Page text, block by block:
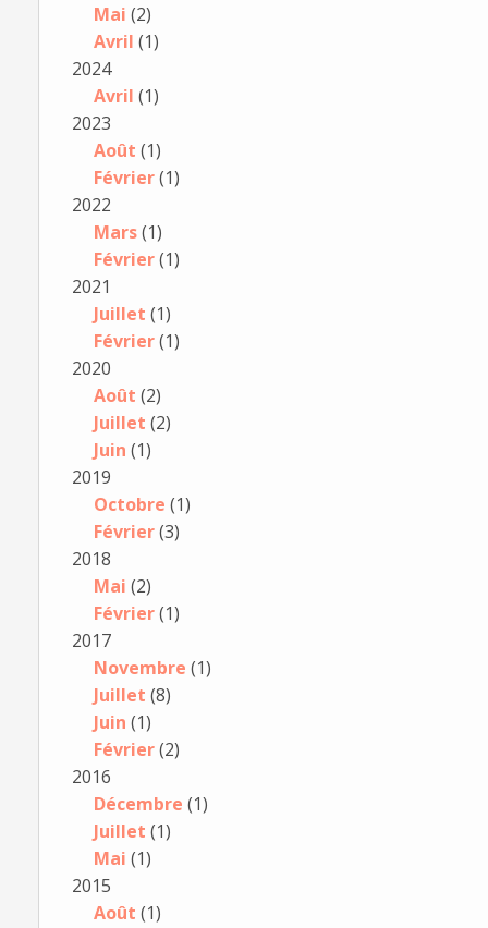
Mai (2)
Avril (1)
2024
Avril (1)
2023
Août (1)
Février(1)
2022
Mars(1)
Février(1)
2021
Juillet (1)
Février(1)
2020
Août (2)
Juillet (2)
Juin (1)
2019
Octobre (1)
Février(3)
2018
Mai (2)
Février(1)
2017
Novembre (1)
Juillet (8)
Juin (1)
Février(2)
2016
Décembre (1)
Juillet (1)
Mai (1)
2015
Août (1)